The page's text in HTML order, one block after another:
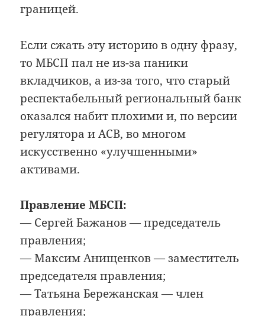
границей.
Если сжать эту историю в одну фразу,
то МБСП пал не из-за паники
вкладчиков, а из-за того, что старый
респектабельный региональный банк
оказался набит плохими и, по версии
регулятора и АСВ, во многом
искусственно «улучшенными»
активами.
Правление МБСП:
— Сергей Бажанов — председатель
правления;
— Максим Анищенков — заместитель
председателя правления;
— Татьяна Бережанская — член
правления;